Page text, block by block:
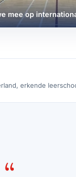
mee op
erkende